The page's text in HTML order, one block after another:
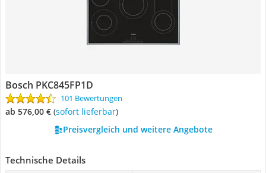
Bosch PKC845FP1D
101 Bewertungen
ab 576,00 € ( Sofort lieferbar)
Preisvergleich und weitere Angebote
Technische Details